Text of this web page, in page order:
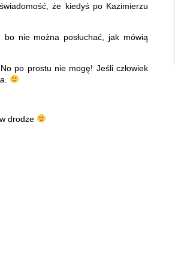
że kiedyś po Kazimierzu
nie można posłuchać, jak mówią
po prostu nie mogę! Jeśli człowiek
drodze